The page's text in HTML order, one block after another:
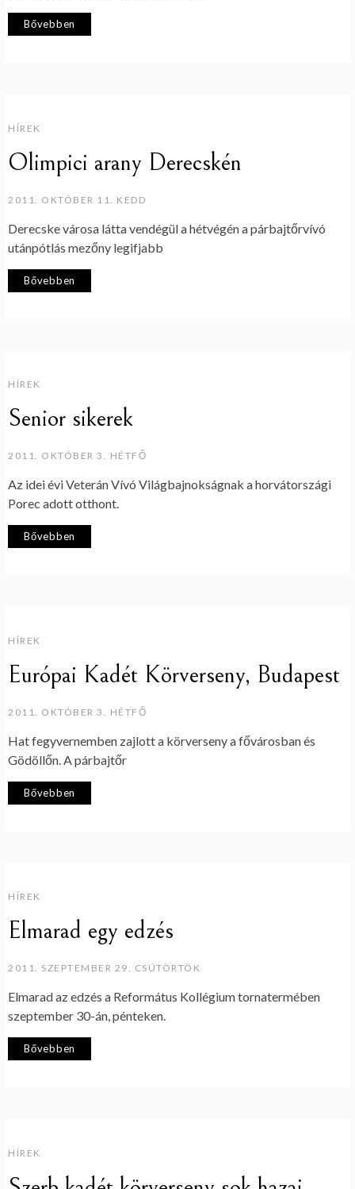
Bővebben
HÍREK
Olimpici arany Derecskén
2011. OKTÓBER 11. KEDD
Derecske városa látta vendégül a hétvégén a párbajtőrvívó
utánpótlás mezőny legifjabb
Bővebben
HÍREK
Senior sikerek
2011. OKTÓBER 3. HÉTFŐ
Az idei évi Veterán Vívó Világbajnokságnak a horvátországi
Porec adott otthont.
Bővebben
HÍREK
Európai Kadét Körverseny, Budapest
2011. OKTÓBER 3. HÉTFŐ
Hat fegyvernemben zajlott a körverseny a fővárosban és
Gödöllőn. A párbajtőr
Bővebben
HÍREK
Elmarad egy edzés
2011. SZEPTEMBER 29. CSÜTÖRTÖK
Elmarad az edzés a Református Kollégium tornatermében
szeptember 30-án, pénteken.
Bővebben
HÍREK